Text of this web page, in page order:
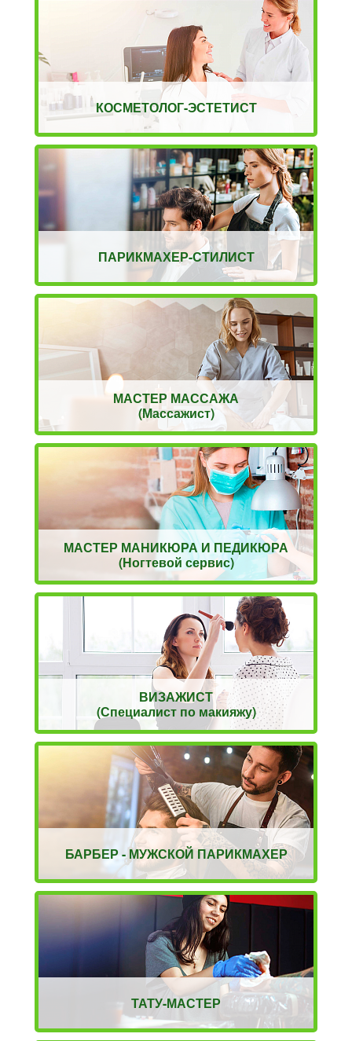
КОСМЕТОЛОГ-ЭСТЕТИСТ
ПАРИКМАХЕР-СТИЛИСТ
МАСТЕР МАССАЖА
(Массажист)
МАСТЕР МАНИКЮРА И ПЕДИКЮРА
(Ногтевой сервис)
ВИЗАЖИСТ
(Специалист по макияжу)
БАРБЕР - МУЖСКОЙ ПАРИКМАХЕР
ТАТУ-МАСТЕР